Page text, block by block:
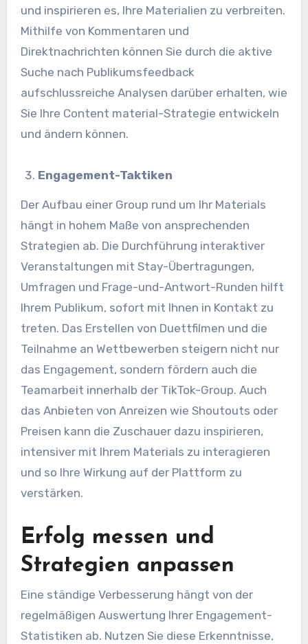
und inspirieren es, Ihre Materialien zu verbreiten.
Mithilfe von Kommentaren und
Direktnachrichten können Sie durch die aktive
Suche nach Publikumsfeedback
aufschlussreiche Analysen darüber erhalten, wie
Sie Ihre Content material-Strategie entwickeln
und ändern können.
Engagement-Taktiken
Der Aufbau einer Group rund um Ihr Materials
hängt in hohem Maße von ansprechenden
Strategien ab. Die Durchführung interaktiver
Veranstaltungen mit Stay-Übertragungen,
Umfragen und Frage-und-Antwort-Runden hilft
Ihrem Publikum, sofort mit Ihnen in Kontakt zu
treten. Das Erstellen von Duettfilmen und die
Teilnahme an Wettbewerben steigern nicht nur
das Engagement, sondern fördern auch die
Teamarbeit innerhalb der TikTok-Group. Auch
das Anbieten von Anreizen wie Shoutouts oder
Preisen kann die Zuschauer dazu inspirieren,
intensiver mit Ihrem Materials zu interagieren
und so Ihre Wirkung auf der Plattform zu
verstärken.
Erfolg messen und
Strategien anpassen
Eine ständige Verbesserung hängt von der
regelmäßigen Auswertung Ihrer Engagement-
Statistiken ab. Nutzen Sie diese Erkenntnisse,